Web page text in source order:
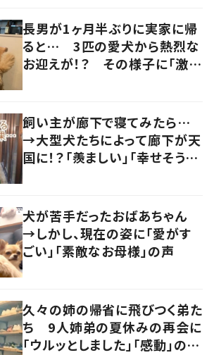
長男が1ヶ月半ぶりに実家に帰
ると… 3匹の愛犬から熱烈な
お迎えが！？ その様子に「激し
飼い主が廊下で寝てみたら…
→大型犬たちによって廊下が天
国に！？「羨ましい」「幸せそう」
犬が苦手だったおばあちゃん
→しかし、現在の姿に「愛がす
ごい」「素敵なお母様」の声
久々の姉の帰省に飛びつく弟た
ち 9人姉弟の夏休みの再会に
「ウルッとしました」「感動」の声